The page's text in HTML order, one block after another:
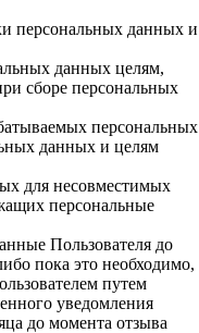
персональных данных и
данных целям,
сборе персональных
персональных
данных и целям
для несовместимых
персональные
Пользователя до
пока это необходимо,
путем
уведомления
до момента отзыва